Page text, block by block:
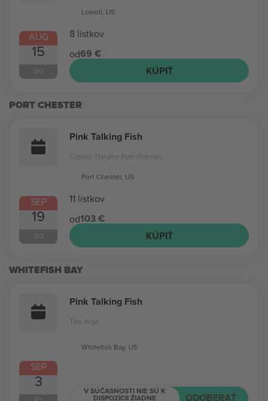
AUG
15
SO
Lowell, US
8 lístkov
od69 €
KÚPIŤ
PORT CHESTER
SEP
19
SO
Pink Talking Fish
Capitol Theatre Port Chester
Port Chester, US
11 lístkov
od103 €
KÚPIŤ
WHITEFISH BAY
SEP
3
Pink Talking Fish
The Argo
Whitefish Bay, US
V SÚČASNOSTI NIE SÚ K
DISPOZÍCII ŽIADNE ODOBERAŤ